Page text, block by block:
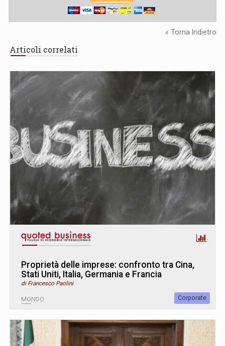
« Torna Indietro
Articoli correlati
Proprietà delle imprese: confronto tra Cina,
Stati Uniti, Italia, Germania e Francia
di Francesco Paolini
MONDO Corporate